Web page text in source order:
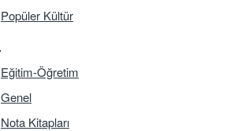
Popüler Kültür
Eğitim-Öğretim
Genel
Nota Kitapları